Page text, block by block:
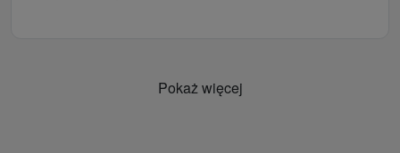
Pokaż więcej